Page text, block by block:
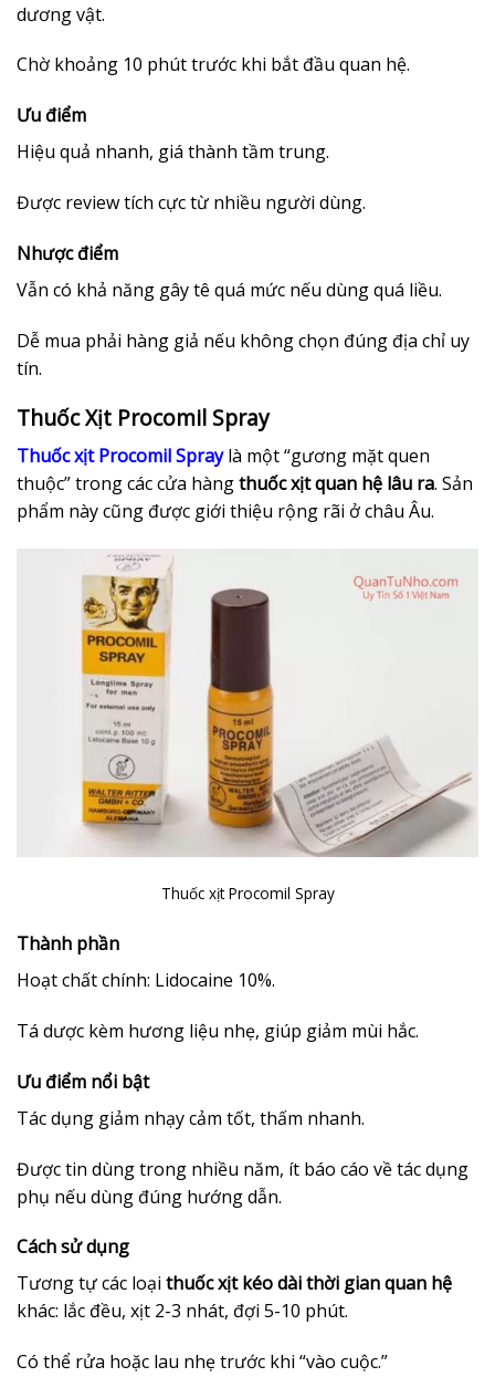
dương vật.
Chờ khoảng 10 phút trước khi bắt đầu quan hệ.
Ưu điểm
Hiệu quả nhanh, giá thành tầm trung.
Được review tích cực từ nhiều người dùng.
Nhược điểm
Vẫn có khả năng gây tê quá mức nếu dùng quá liều.
Dễ mua phải hàng giả nếu không chọn đúng địa chỉ uy
tín.
Thuốc Xịt Procomil Spray
Thuốc xịt Procomil Spraylà một “gương mặt quen
thuộc” trong các cửa hàngthuốc xịt quan hệ lâu ra. Sản
phẩm này cũng được giới thiệu rộng rãi ở châu Âu.
Thuốc xịt Procomil Spray
Thành phần
Hoạt chất chính: Lidocaine 10%.
Tá dược kèm hương liệu nhẹ, giúp giảm mùi hắc.
Ưu điểm nổi bật
Tác dụng giảm nhạy cảm tốt, thấm nhanh.
Được tin dùng trong nhiều năm, ít báo cáo về tác dụng
phụ nếu dùng đúng hướng dẫn.
Cách sử dụng
Tương tự các loại thuốc xịt kéo dài thời gian quan hệ
khác: lắc đều, xịt 2-3 nhát, đợi 5-10 phút.
Có thể rửa hoặc lau nhẹ trước khi “vào cuộc.”